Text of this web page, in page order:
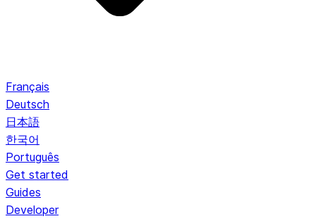
Français
Deutsch
日本語
한국어
Português
Get started
Guides
Developer